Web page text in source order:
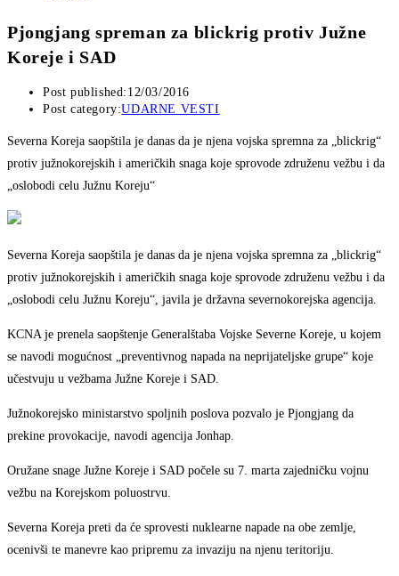
Pjongjang spreman za blickrig protiv Južne
Koreje i SAD
Post published: 12/03/2016
Post category:UDARNE VESTI
Severna Koreja saopštila je danas da je njena vojska spremna za „blickrig“
protiv južnokorejskih i američkih snaga koje sprovode združenu vežbu i da
„oslobodi celu Južnu Koreju“
Severna Koreja saopštila je danas da je njena vojska spremna za „blickrig“
protiv južnokorejskih i američkih snaga koje sprovode združenu vežbu i da
„oslobodi celu Južnu Koreju“, javila je državna severnokorejska agencija.
KCNA je prenela saopštenje Generalštaba Vojske Severne Koreje, u kojem
se navodi mogućnost „preventivnog napada na neprijateljske grupe“ koje
učestvuju u vežbama Južne Koreje i SAD.
Južnokorejsko ministarstvo spoljnih poslova pozvalo je Pjongjang da
prekine provokacije, navodi agencija Jonhap.
Oružane snage Južne Koreje i SAD počele su 7. marta zajedničku vojnu
vežbu na Korejskom poluostrvu.
Severna Koreja preti da će sprovesti nuklearne napade na obe zemlje,
ocenivši te manevre kao pripremu za invaziju na njenu teritoriju.